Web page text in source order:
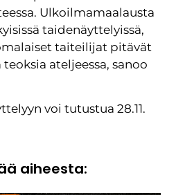
Ulkoilmamaalausta
taidenäyttelyissä,
taiteilijat pitävät
ateljeessa, sanoo
voi tutustua 28.11.
aiheesta: